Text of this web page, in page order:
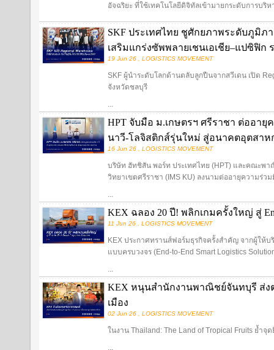
อัจฉริยะ ที่ใช้เทคโนโลยีดิจิทัลเข้ามายกระดับการบริห
SKF ประเทศไทย ชูศักยภาพระดับภูมิภา
เสริมแกร่งซัพพลายเชนเอเชีย–แปซิฟิก
19 Jun 26 , LOGISTICS MOVEMENT
SKF ผู้นำระดับโลกด้านตลับลูกปืนจากสวีเดน เปิด
จังหวัดชลบุรี
...
HPT จับมือ ม.เกษตรฯ ศรีราชา ต่ออา
นาวี-โลจิสติกส์รุ่นใหม่ สู่อนาคตอุตสาห
16 Jun 26 , LOGISTICS MOVEMENT
บริษัท ฮัทชิสัน พอร์ท ประเทศไทย (HPT) และคณะพ
วิทยาเขตศรีราชา (IMS KU) ลงนามต่ออายุความร่ว
...
KEX ฉลอง 20 ปี! พลิกเกมครั้งใหญ่ สู่
11 Jun 26 , LOGISTICS MOVEMENT
KEX ประกาศทรานส์ฟอร์มธุรกิจครั้งสำคัญ จากผู้ให้
แบบครบวงจร (End-to-End Smart Logistics
...
KEX หนุนสำนักงานพาณิชย์จันทบุรี ส่ง
เมือง
02 Jun 26 , LOGISTICS MOVEMENT
ในงาน Thailand: The Land of Tropical Fruits ย้ำ
...